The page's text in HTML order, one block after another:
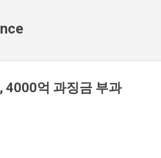
4000억 과징금 부과